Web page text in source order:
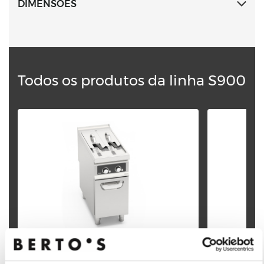
DIMENSÕES
Todos os produtos da linha S900